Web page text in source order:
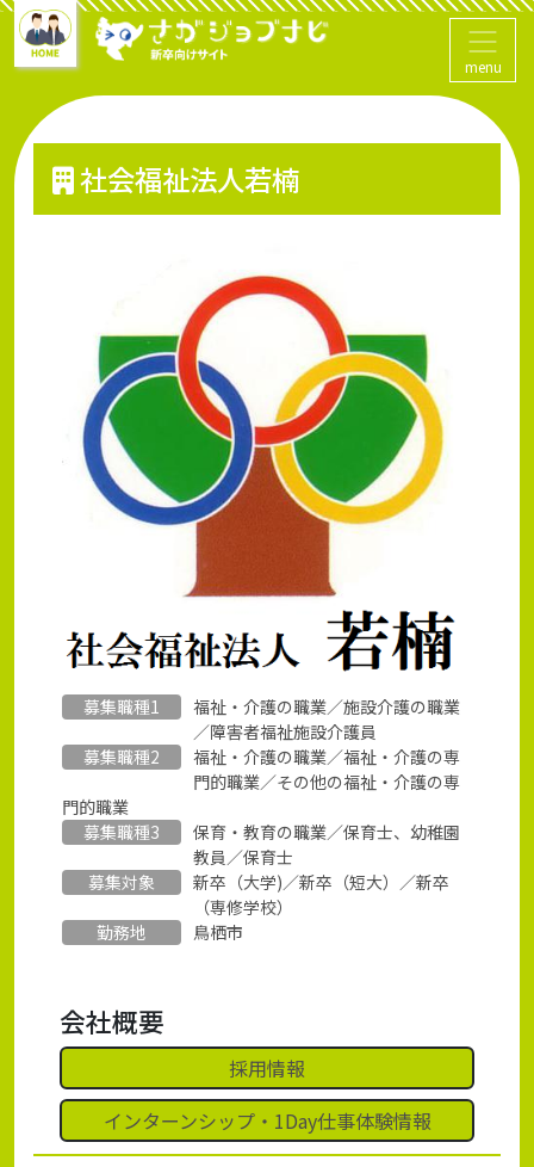
menu
社会福祉法人若楠
募集職種1
福祉・介護の職業／施設介護の職業
／障害者福祉施設介護員
募集職種2
福祉・介護の職業／福祉・介護の専
門的職業／その他の福祉・介護の専
門的職業
募集職種3
保育・教育の職業／保育士、幼稚園
教員／保育士
募集対象
新卒（大学)／新卒（短大）／新卒
（専修学校）
勤務地
鳥栖市
会社概要
採用情報
インターンシップ・1Day仕事体験情報